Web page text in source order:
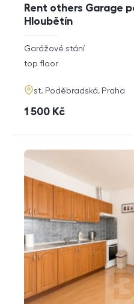
Rent others Garage
Hloubětín
rozměry
disposition
Garážové stání
funkce
top floor
adresa
st. Poděbradská, Praha
cena
1 500 Kč